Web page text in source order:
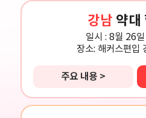
강남 약대
일시 : 8월 26
장소: 해커스편입
주요 내용 >